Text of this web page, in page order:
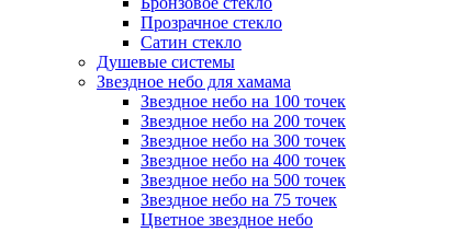
Прозрачное стекло
Сатин стекло
Душевые системы
Звездное небо для хамама
Звездное небо на 100 точек
Звездное небо на 200 точек
Звездное небо на 300 точек
Звездное небо на 400 точек
Звездное небо на 500 точек
Звездное небо на 75 точек
Цветное звездное небо